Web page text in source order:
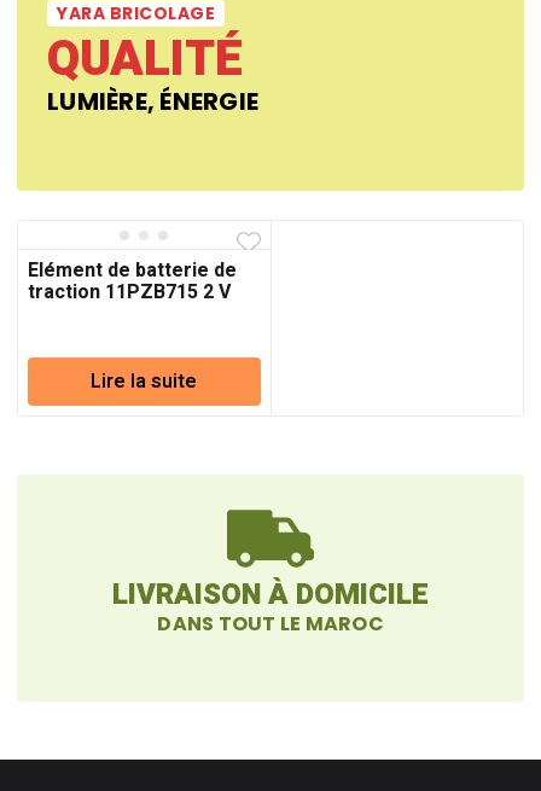
YARA BRICOLAGE
QUALITÉ
LUMIÈRE, ÉNERGIE
Elément de batterie de
traction 11PZB715 2 V
Lire la suite
LIVRAISON À DOMICILE
DANS TOUT LE MAROC